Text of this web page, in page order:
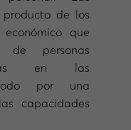
producto de los
que
de personas
en las
por una
capacidades